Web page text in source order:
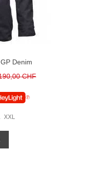
Denim
CHF
XXL